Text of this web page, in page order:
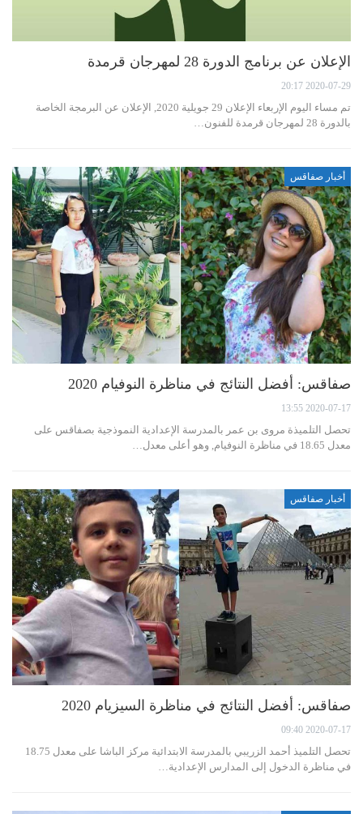
الإعلان عن برنامج الدورة 28 لمهرجان قرمدة
2020-07-29 20:17
تم مساء اليوم الإربعاء الإعلان 29 جويلية 2020, الإعلان عن البرمجة الخاصة
بالدورة 28 لمهرجان قرمدة للفنون…
أخبار صفاقس
صفاقس: أفضل النتائج في مناظرة النوفيام 2020
2020-07-17 13:55
تحصل التلميذة مروى بن عمر بالمدرسة الإعدادية النموذجية بصفاقس على
معدل 18.65 في مناظرة النوفيام, وهو أعلى معدل…
أخبار صفاقس
صفاقس: أفضل النتائج في مناظرة السيزيام 2020
2020-07-17 09:40
تحصل التلميذ أحمد الزريبي بالمدرسة الابتدائية مركز الباشا على معدل 18.75
في مناظرة الدخول إلى المدارس الإعدادية…